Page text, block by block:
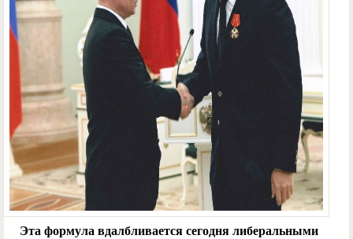
Эта формула вдалбливается сегодня либеральными